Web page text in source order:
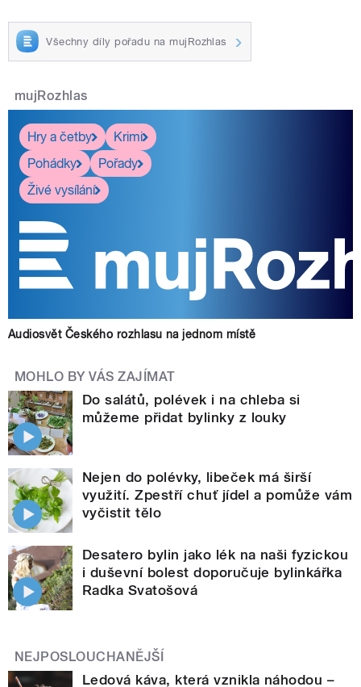
Všechny díly pořadu na mujRozhlas
mujRozhlas
Hry a četby
Krimi
Pohádky
Pořady
Živé vysílání
Audiosvět Českého rozhlasu na jednom místě
MOHLO BY VÁS ZAJÍMAT
Do salátů, polévek i na chleba si
můžeme přidat bylinky z louky
Nejen do polévky, libeček má širší
využití. Zpestří chuť jídel a pomůže vám
vyčistit tělo
Desatero bylin jako lék na naši fyzickou
i duševní bolest doporučuje bylinkářka
Radka Svatošová
NEJPOSLOUCHANĚJŠÍ
Ledová káva, která vznikla náhodou –